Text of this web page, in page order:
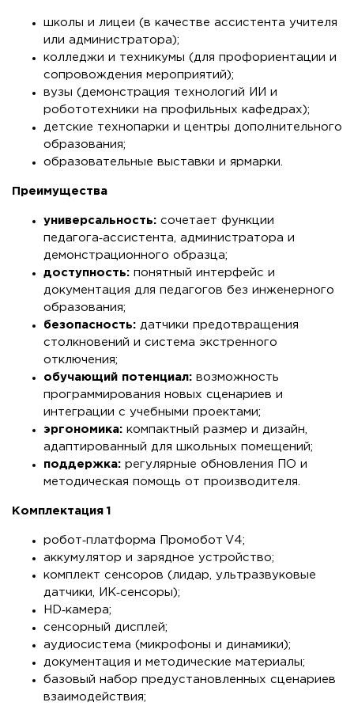
школы и лицеи (в качестве ассистента учителя
или администратора);
колледжи и техникумы (для профориентации и
сопровождения мероприятий);
вузы (демонстрация технологий ИИ и
робототехники на профильных кафедрах);
детские технопарки и центры дополнительного
образования;
образовательные выставки и ярмарки.
Преимущества
универсальность: сочетает функции
педагога‑ассистента, администратора и
демонстрационного образца;
доступность: понятный интерфейс и
документация для педагогов без инженерного
образования;
безопасность: датчики предотвращения
столкновений и система экстренного
отключения;
обучающий потенциал: возможность
программирования новых сценариев и
интеграции с учебными проектами;
эргономика: компактный размер и дизайн,
адаптированный для школьных помещений;
поддержка: регулярные обновления ПО и
методическая помощь от производителя.
Комплектация 1
робот‑платформа Промобот V4;
аккумулятор и зарядное устройство;
комплект сенсоров (лидар, ультразвуковые
датчики, ИК‑сенсоры);
HD‑камера;
сенсорный дисплей;
аудиосистема (микрофоны и динамики);
документация и методические материалы;
базовый набор предустановленных сценариев
взаимодействия;